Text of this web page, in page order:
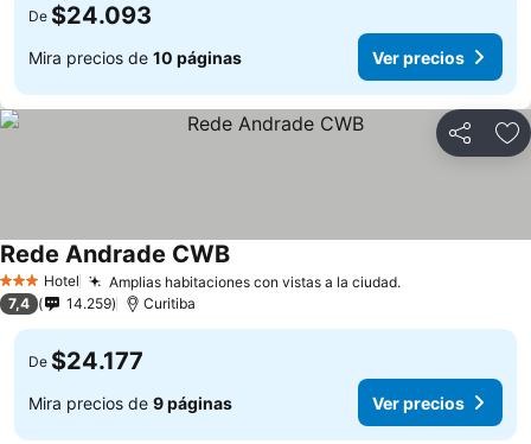
De $24.093
Mira precios de 10 páginas Ver precios
Compartir
3 Estrellas
Hotel Amplias habitaciones con vistas a la ciudad.
Rede Andrade CWB
7,4 14.259 Curitiba
De $24.177
Mira precios de 9 páginas Ver precios